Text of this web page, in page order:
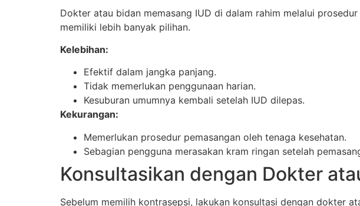
Dokter atau bidan memasang IUD di dalam rahim melalui
memiliki lebih banyak pilihan.
Kelebihan:
Efektif dalam jangka panjang.
Tidak memerlukan penggunaan harian.
Kesuburan umumnya kembali setelah IUD dilepas.
Kekurangan:
Memerlukan prosedur pemasangan oleh tenaga kesehatan.
Sebagian pengguna merasakan kram ringan setelah
Konsultasikan dengan Dokter
Sebelum memilih kontrasepsi, lakukan konsultasi dengan dokter